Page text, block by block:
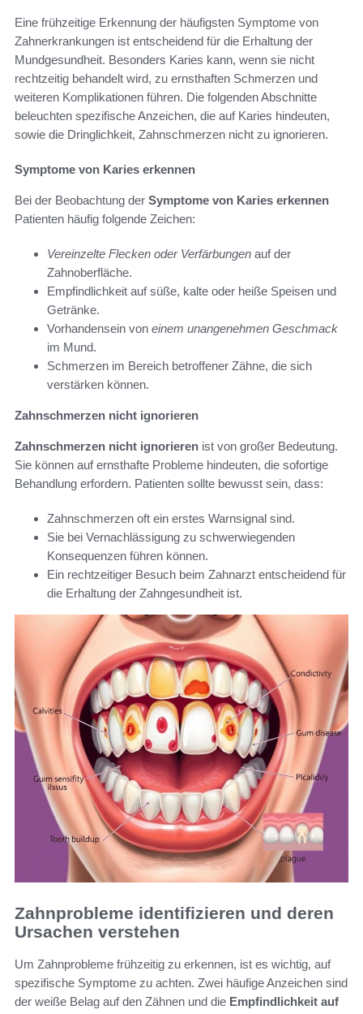
Eine frühzeitige Erkennung der häufigsten Symptome von
Zahnerkrankungen ist entscheidend für die Erhaltung der
Mundgesundheit. Besonders Karies kann, wenn sie nicht
rechtzeitig behandelt wird, zu ernsthaften Schmerzen und
weiteren Komplikationen führen. Die folgenden Abschnitte
beleuchten spezifische Anzeichen, die auf Karies hindeuten,
sowie die Dringlichkeit, Zahnschmerzen nicht zu ignorieren.
Symptome von Karies erkennen
Bei der Beobachtung der Symptome von Karies erkennen
Patienten häufig folgende Zeichen:
Vereinzelte Flecken oder Verfärbungen auf der
Zahnoberfläche.
Empfindlichkeit auf süße, kalte oder heiße Speisen und
Getränke.
Vorhandensein von einem unangenehmen Geschmack
im Mund.
Schmerzen im Bereich betroffener Zähne, die sich
verstärken können.
Zahnschmerzen nicht ignorieren
Zahnschmerzen nicht ignorieren ist von großer Bedeutung.
Sie können auf ernsthafte Probleme hindeuten, die sofortige
Behandlung erfordern. Patienten sollte bewusst sein, dass:
Zahnschmerzen oft ein erstes Warnsignal sind.
Sie bei Vernachlässigung zu schwerwiegenden
Konsequenzen führen können.
Ein rechtzeitiger Besuch beim Zahnarzt entscheidend für
die Erhaltung der Zahngesundheit ist.
Zahnprobleme identifizieren und deren
Ursachen verstehen
Um Zahnprobleme frühzeitig zu erkennen, ist es wichtig, auf
spezifische Symptome zu achten. Zwei häufige Anzeichen sind
der weiße Belag auf den Zähnen und die Empfindlichkeit auf